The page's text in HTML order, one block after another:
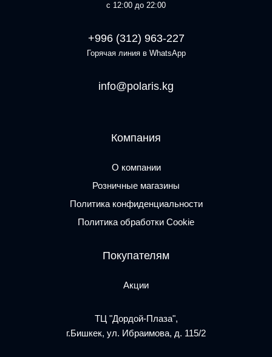
с 12:00 до 22:00
+996 (312) 963-227
Горячая линия в WhatsApp
info@polaris.kg
Компания
О компании
Розничные магазины
Политика конфиденциальности
Политика обработки Cookie
Покупателям
Акции
ТЦ "Дордой-Плаза",
г.Бишкек, ул. Ибраимова, д. 115/2